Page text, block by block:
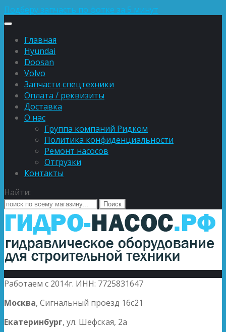
Подберу запчасть по фотке за 5 минут
Главная
Hyundai
Doosan
Volvo
Запчасти спецтехники
Оплата / реквизиты
Доставка
О нас
Группа компаний Ридком
Политика конфиденциальности
Ремонт насосов
Отгрузки
Контакты
Найти:
Работаем с 2014г. ИНН: 7725831647
Москва, Сигнальный проезд 16с21
Екатеринбург, ул. Шефская, 2а